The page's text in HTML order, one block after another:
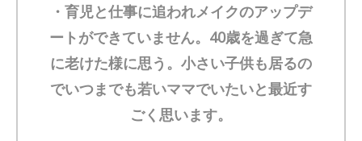
・育児と仕事に追われメイクのアップデ
ートができていません。40歳を過ぎて急
に老けた様に思う。小さい子供も居るの
でいつまでも若いママでいたいと最近す
ごく思います。